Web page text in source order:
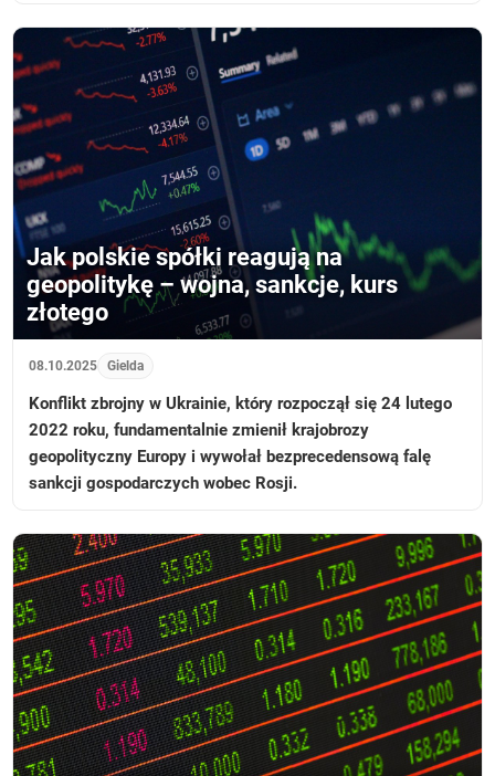
Jak polskie spółki reagują na
geopolitykę – wojna, sankcje, kurs
złotego
08.10.2025 Gielda
Konflikt zbrojny w Ukrainie, który rozpoczął się 24 lutego
2022 roku, fundamentalnie zmienił krajobrozy
geopolityczny Europy i wywołał bezprecedensową falę
sankcji gospodarczych wobec Rosji.